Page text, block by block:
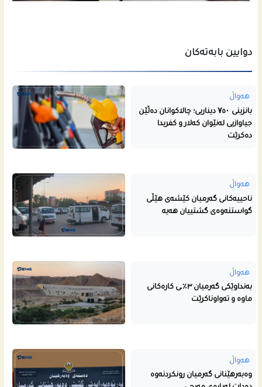
دوایین بابەتەکان
هەواڵ
بانزینی ۷٥۰ دیناریی؛ چالاکوانان دەڵێن
جیاوازیی لەنێوان کەلار و کفریدا
دەکرێت
هەواڵ
ناحییه‌كانى گه‌رمیان كێشه‌ى هێڵى
گواستنه‌وه‌ى گشتییان هه‌یه‌
هەواڵ
بەنداوێکی گەرمیان ٣٪ـی کارەکانی
ماوە و تەواوناکرێت
هەواڵ
وەبەرهێنانی گەرمیان رونکردنەوە